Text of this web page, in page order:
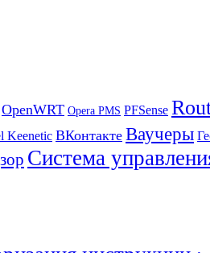
OpenWRT Opera PMS PFSense
Keenetic ВКонтакте Ваучеры
Система